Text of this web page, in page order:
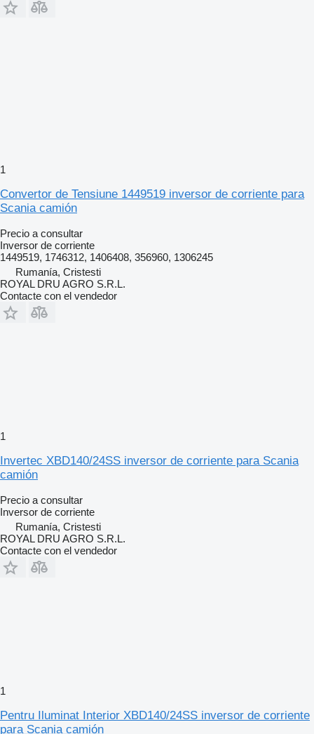
1
Convertor de Tensiune 1449519 inversor de corriente para
Scania camión
Precio a consultar
Inversor de corriente
1449519, 1746312, 1406408, 356960, 1306245
Rumanía, Cristesti
ROYAL DRU AGRO S.R.L.
Contacte con el vendedor
1
Invertec XBD140/24SS inversor de corriente para Scania
camión
Precio a consultar
Inversor de corriente
Rumanía, Cristesti
ROYAL DRU AGRO S.R.L.
Contacte con el vendedor
1
Pentru Iluminat Interior XBD140/24SS inversor de corriente
para Scania camión